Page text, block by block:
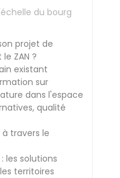
du bourg
projet de
ZAN ?
existant
sur
dans l'espace
qualité
travers le
les solutions
territoires